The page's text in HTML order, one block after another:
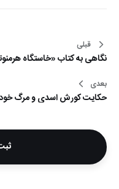
راهبری
نوشته
قبلی
نگاهی به کتاب «خاستگاه
بعدی
حکایت کورش اسدی و مرگ